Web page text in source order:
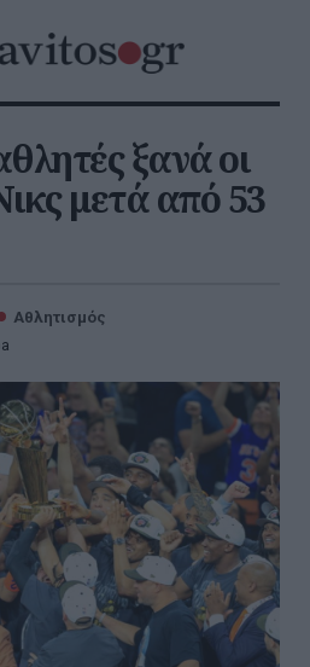
ξανά οι
μετά από 53
Αθλητισμός